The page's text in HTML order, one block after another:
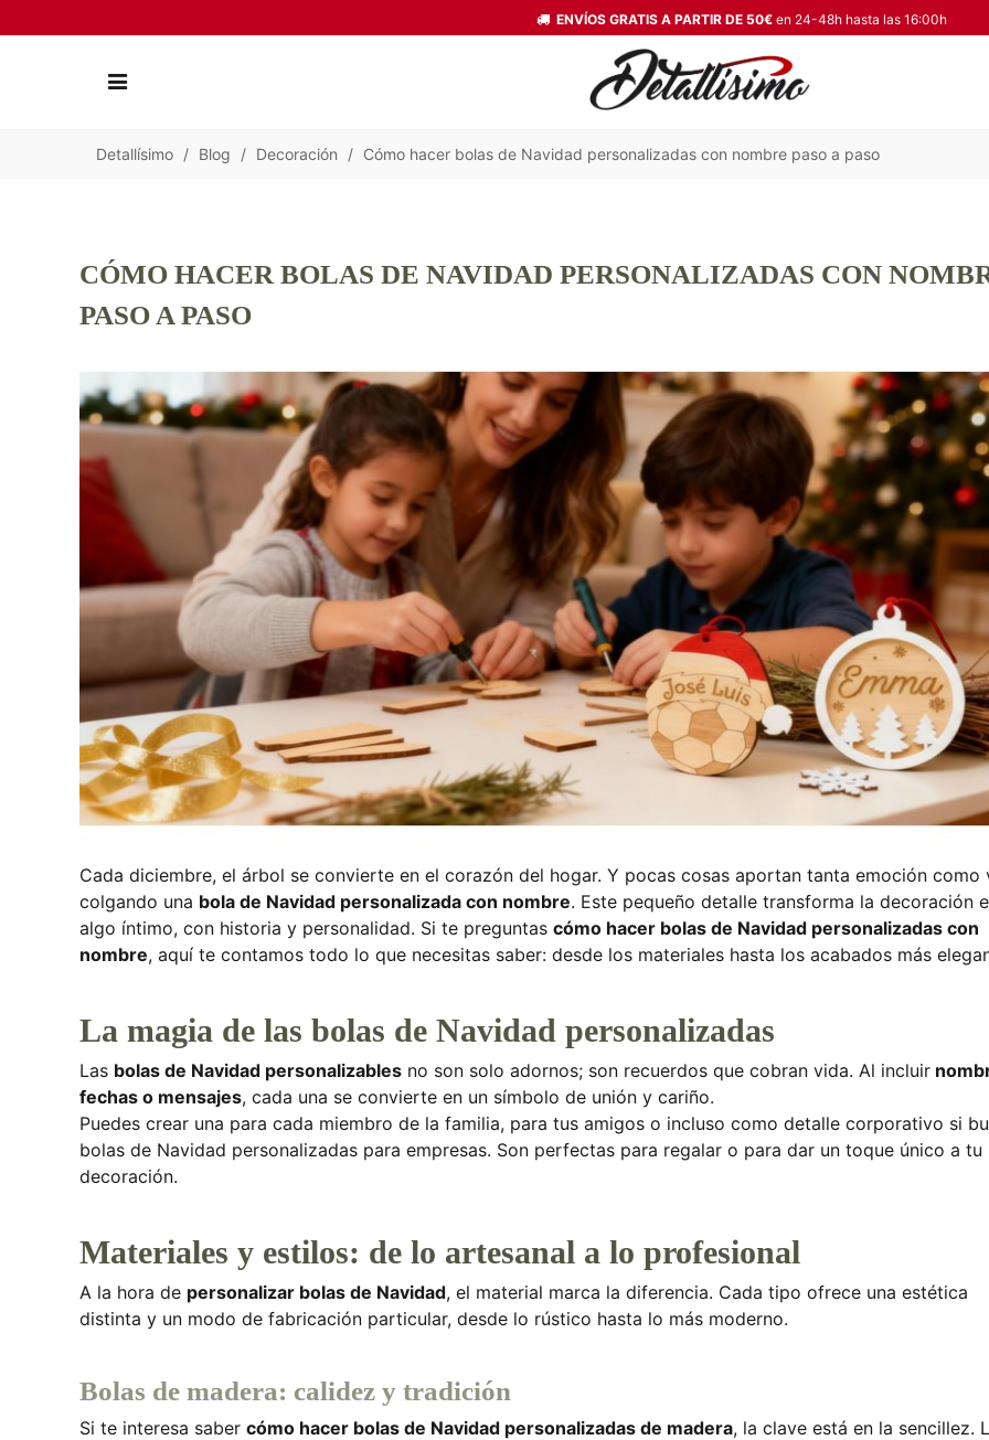
ENVÍOS GRATIS A PARTIR DE 50€ en 24-48h hasta las 16:00h
Detallísimo / Blog / Decoración / Cómo hacer bolas de Navidad personalizadas con nombre paso a paso
CÓMO HACER BOLAS DE NAVIDAD PERSONALIZADAS CON
PASO A PASO
Cada diciembre, el árbol se convierte en el corazón del hogar. Y pocas cosas aportan tanta emoción como
colgando una bola de Navidad personalizada con nombre. Este pequeño detalle transforma la decoración
algo íntimo, con historia y personalidad. Si te preguntas cómo hacer bolas de Navidad personalizadas con
nombre, aquí te contamos todo lo que necesitas saber: desde los materiales hasta los acabados más
La magia de las bolas de Navidad personalizadas
Las bolas de Navidad personalizables no son solo adornos; son recuerdos que cobran vida. Al incluir
fechas o mensajes, cada una se convierte en un símbolo de unión y cariño.
Puedes crear una para cada miembro de la familia, para tus amigos o incluso como detalle corporativo si
bolas de Navidad personalizadas para empresas. Son perfectas para regalar o para dar un toque único a tu
decoración.
Materiales y estilos: de lo artesanal a lo profesional
A la hora de personalizar bolas de Navidad, el material marca la diferencia. Cada tipo ofrece una estética
distinta y un modo de fabricación particular, desde lo rústico hasta lo más moderno.
Bolas de madera: calidez y tradición
Si te interesa saber cómo hacer bolas de Navidad personalizadas de madera, la clave está en la sencillez.